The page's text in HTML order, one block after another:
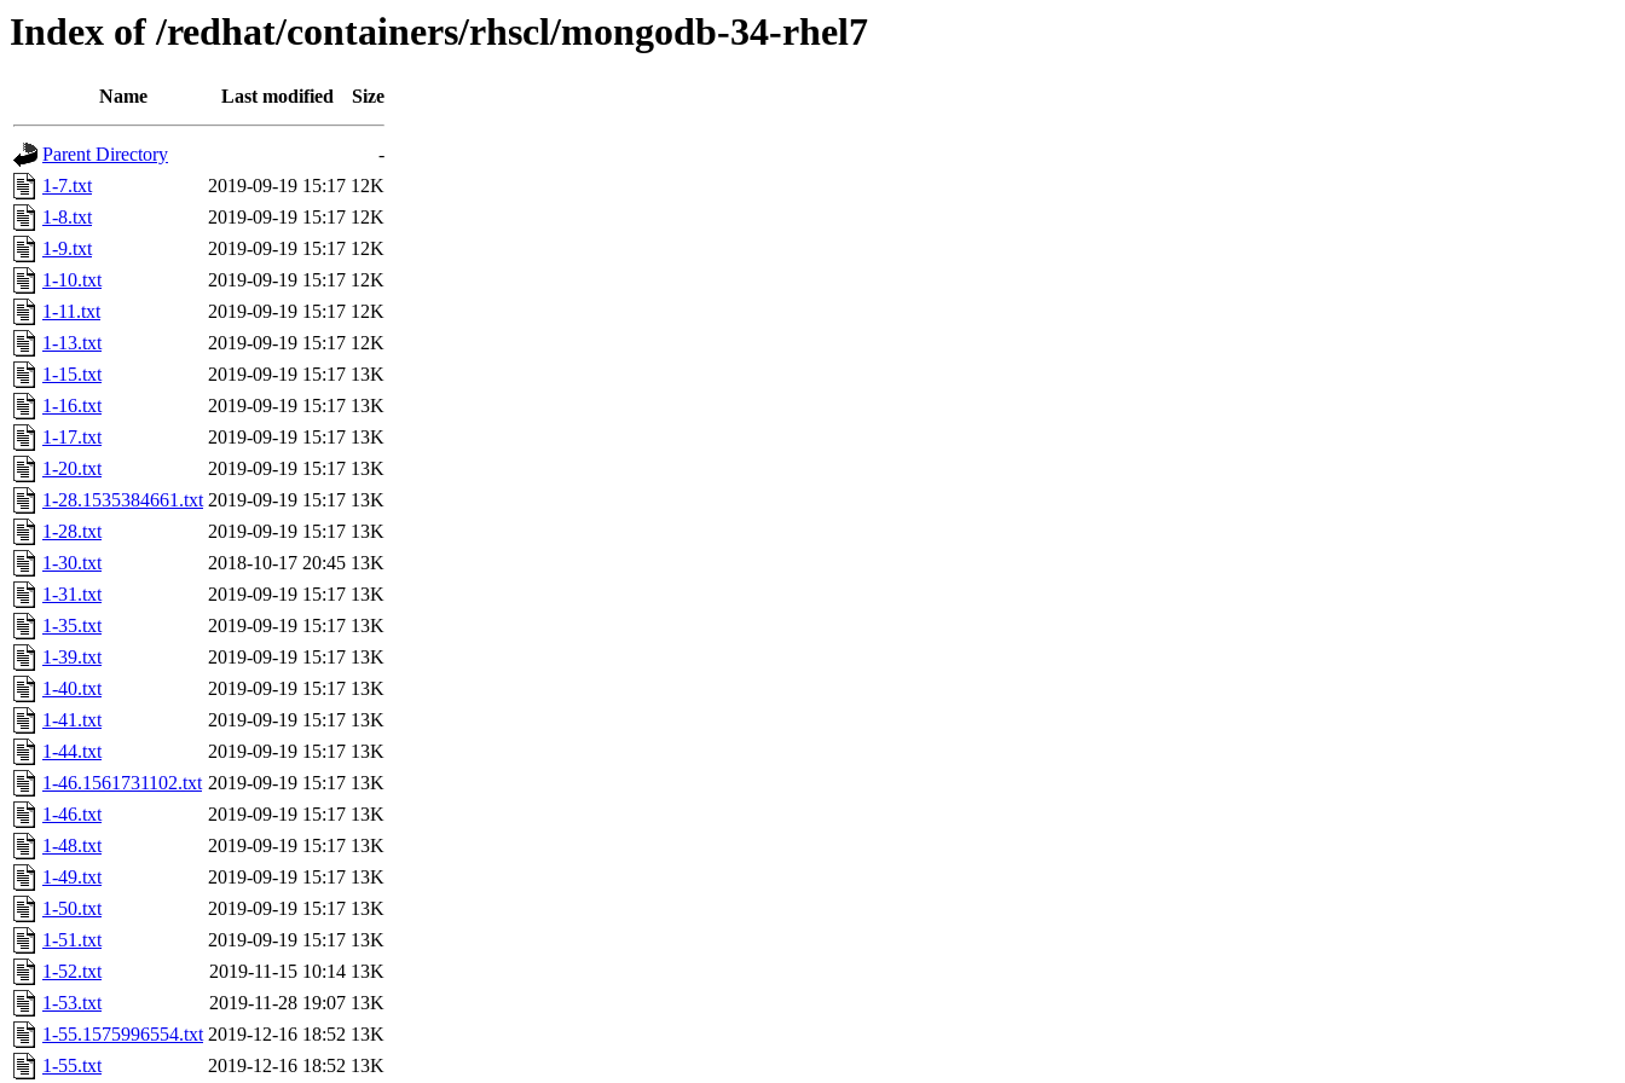
Index of /redhat/containers/rhscl/mongodb-34-rhel7
Name Last modified Size
Parent Directory
-
1-7.txt
2019-09-19 15:17 12K
1-8.txt
2019-09-19 15:17 12K
1-9.txt
2019-09-19 15:17 12K
1-10.txt
2019-09-19 15:17 12K
1-11.txt
2019-09-19 15:17 12K
1-13.txt
2019-09-19 15:17 12K
1-15.txt
2019-09-19 15:17 13K
1-16.txt
2019-09-19 15:17 13K
1-17.txt
2019-09-19 15:17 13K
1-20.txt
2019-09-19 15:17 13K
1-28.1535384661.txt 2019-09-19 15:17 13K
1-28.txt
2019-09-19 15:17 13K
1-30.txt
2018-10-17 20:45 13K
1-31.txt
2019-09-19 15:17 13K
1-35.txt
2019-09-19 15:17 13K
1-39.txt
2019-09-19 15:17 13K
1-40.txt
2019-09-19 15:17 13K
1-41.txt
2019-09-19 15:17 13K
1-44.txt
2019-09-19 15:17 13K
1-46.1561731102.txt 2019-09-19 15:17 13K
1-46.txt
2019-09-19 15:17 13K
1-48.txt
2019-09-19 15:17 13K
1-49.txt
2019-09-19 15:17 13K
1-50.txt
2019-09-19 15:17 13K
1-51.txt
2019-09-19 15:17 13K
1-52.txt
2019-11-15 10:14 13K
1-53.txt
2019-11-28 19:07 13K
1-55.1575996554.txt 2019-12-16 18:52 13K
1-55.txt
2019-12-16 18:52 13K